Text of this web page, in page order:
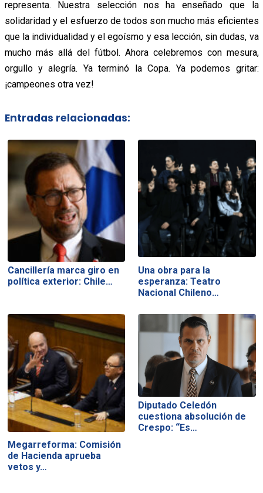
representa. Nuestra selección nos ha enseñado que la
solidaridad y el esfuerzo de todos son mucho más eficientes
que la individualidad y el egoísmo y esa lección, sin dudas, va
mucho más allá del fútbol. Ahora celebremos con mesura,
orgullo y alegría. Ya terminó la Copa. Ya podemos gritar:
¡campeones otra vez!
Entradas relacionadas:
Cancillería marca giro en
política exterior: Chile…
Una obra para la
esperanza: Teatro
Nacional Chileno…
Megarreforma: Comisión
de Hacienda aprueba
vetos y…
Diputado Celedón
cuestiona absolución de
Crespo: “Es…